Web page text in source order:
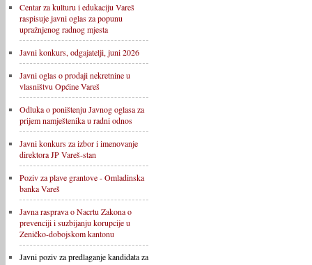
Centar za kulturu i edukaciju Vareš
raspisuje javni oglas za popunu
upražnjenog radnog mjesta
Javni konkurs, odgajatelji, juni 2026
Javni oglas o prodaji nekretnine u
vlasništvu Općine Vareš
Odluka o poništenju Javnog oglasa za
prijem namještenika u radni odnos
Javni konkurs za izbor i imenovanje
direktora JP Vareš-stan
Poziv za plave grantove - Omladinska
banka Vareš
Javna rasprava o Nacrtu Zakona o
prevenciji i suzbijanju korupcije u
Zeničko-dobojskom kantonu
Javni poziv za predlaganje kandidata za